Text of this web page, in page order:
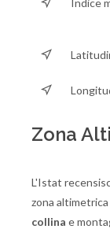
Indice
Zona
L'Istat
zona altimetrica
collina e